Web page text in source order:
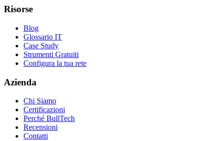
Risorse
Blog
Glossario IT
Case Study
Strumenti Gratuiti
Configura la tua rete
Azienda
Chi Siamo
Certificazioni
Perché BullTech
Recensioni
Contatti